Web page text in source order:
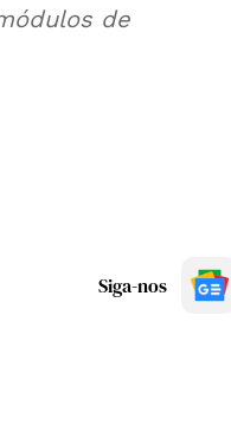
de
Siga-nos